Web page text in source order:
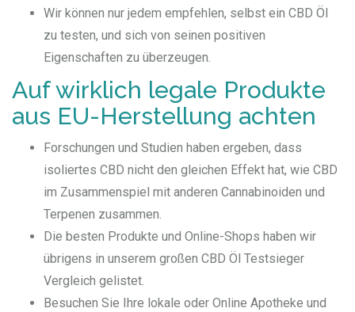
Wir können nur jedem empfehlen, selbst ein CBD Öl
zu testen, und sich von seinen positiven
Eigenschaften zu überzeugen.
Auf wirklich legale Produkte
aus EU-Herstellung achten
Forschungen und Studien haben ergeben, dass
isoliertes CBD nicht den gleichen Effekt hat, wie CBD
im Zusammenspiel mit anderen Cannabinoiden und
Terpenen zusammen.
Die besten Produkte und Online-Shops haben wir
übrigens in unserem großen CBD Öl Testsieger
Vergleich gelistet.
Besuchen Sie Ihre lokale oder Online Apotheke und